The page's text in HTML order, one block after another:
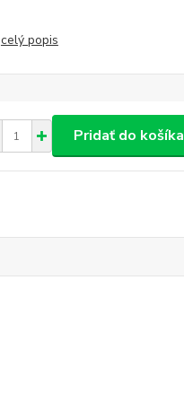
celý popis
Pridať do košíka